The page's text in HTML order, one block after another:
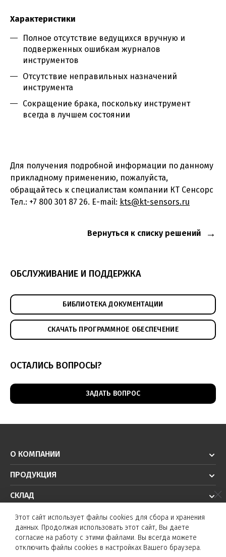
Характеристики
Полное отсутствие ведущихся вручную и
подверженных ошибкам журналов
инструментов
Отсутствие неправильных назначений
инструмента
Сокращение брака, поскольку инструмент
всегда в лучшем состоянии
Для получения подробной информации по данному
прикладному применению, пожалуйста,
обращайтесь к специалистам компании КТ Сенсорс
Тел.: +7 800 301 87 26. E-mail: kts@kt-sensors.ru
Вернуться к списку решений
ОБСЛУЖИВАНИЕ И ПОДДЕРЖКА
БИБЛИОТЕКА ДОКУМЕНТАЦИИ
СКАЧАТЬ ПРОГРАММНОЕ ОБЕСПЕЧЕНИЕ
ОСТАЛИСЬ ВОПРОСЫ?
ЗАДАТЬ ВОПРОС
О КОМПАНИИ
ПРОДУКЦИЯ
СКЛАД
РЕШЕНИЯ
ТЕХПОДДЕРЖКА
Этот сайт использует файлы cookies для сбора и хранения
данных. Продолжая использовать этот сайт, Вы даете
согласие на работу с этими файлами. Вы всегда можете
отключить файлы cookies в настройках Вашего браузера.